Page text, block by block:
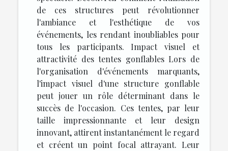
de ces structures peut révolutionner
l'ambiance et l'esthétique de vos
événements, les rendant inoubliables pour
tous les participants. Impact visuel et
attractivité des tentes gonflables Lors de
l'organisation d'événements marquants,
l'impact visuel d'une structure gonflable
peut jouer un rôle déterminant dans le
succès de l'occasion. Ces tentes, par leur
taille impressionnante et leur design
innovant, attirent instantanément le regard
et créent un point focal attrayant. Leur